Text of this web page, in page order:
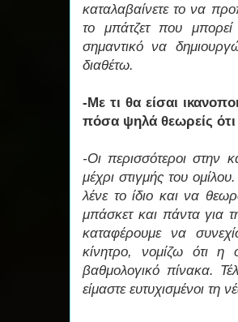
καταλαβαίνετε το να
το μπάτζετ που
σημαντικό να
διαθέτω.
-Με τι θα είσαι
πόσα ψηλά θεωρείς
-Οι περισσότεροι στην
μέχρι στιγμής του
λένε το ίδιο και να
μπάσκετ και πάντα για
καταφέρουμε να
κίνητρο, νομίζω ότι
βαθμολογικό πίνακα.
είμαστε ευτυχισμένοι τη